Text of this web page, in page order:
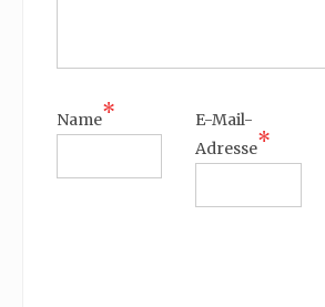
Name*
E-Mail-
Adresse*